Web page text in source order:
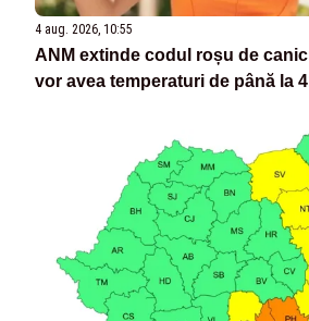
4 aug. 2026, 10:55
ANM extinde codul roșu de
vor avea temperaturi de până la